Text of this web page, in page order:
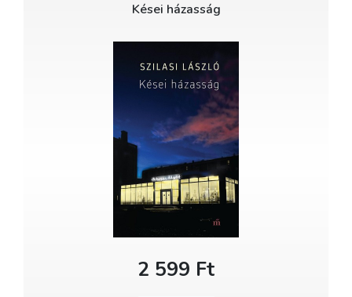
Kései házasság
2 599 Ft